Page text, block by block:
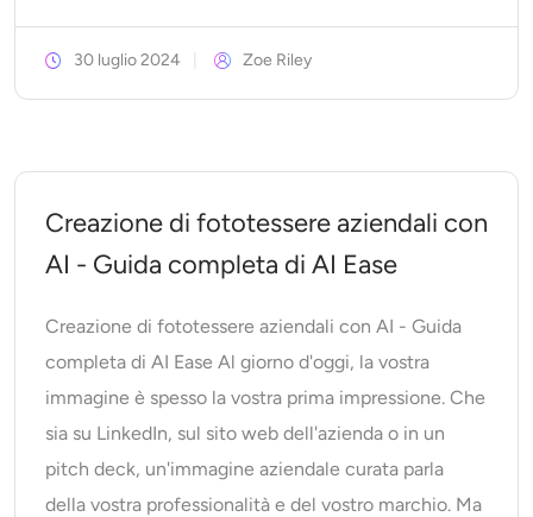
30 luglio 2024 Zoe Riley
Creazione di fototessere aziendali con
AI - Guida completa di AI Ease
Creazione di fototessere aziendali con AI - Guida
completa di AI Ease Al giorno d'oggi, la vostra
immagine è spesso la vostra prima impressione. Che
sia su LinkedIn, sul sito web dell'azienda o in un
pitch deck, un'immagine aziendale curata parla
della vostra professionalità e del vostro marchio. Ma